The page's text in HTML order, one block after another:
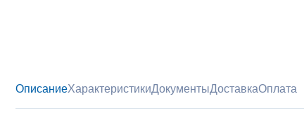
ОписаниеХарактеристикиДокументыДоставкаОплата